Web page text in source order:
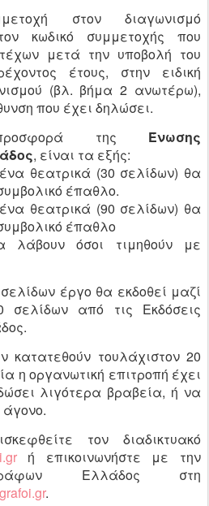
στον διαγωνισμό
κωδικό συμμετοχής που
μετά την υποβολή του
έτους, στην ειδική
(βλ. βήμα 2 ανωτέρω),
που έχει δηλώσει.
της Ένωσης
, είναι τα εξής:
θεατρικά (30 σελίδων) θα
έπαθλο.
θεατρικά (90 σελίδων) θα
έπαθλο
λάβουν όσοι τιμηθούν με
έργο θα εκδοθεί μαζί
από τις Εκδόσεις
κατατεθούν τουλάχιστον 20
η οργανωτική επιτροπή έχει
λιγότερα βραβεία, ή να
άγονο.
τον διαδικτυακό
ή επικοινωνήστε με την
Ελλάδος στη
.